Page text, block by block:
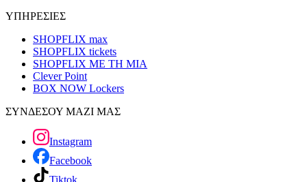
ΥΠΗΡΕΣΙΕΣ
SHOPFLIX max
SHOPFLIX tickets
SHOPFLIX ΜΕ ΤΗ ΜΙΑ
Clever Point
BOX NOW Lockers
ΣΥΝΔΕΣΟΥ ΜΑΖΙ ΜΑΣ
Instagram
Facebook